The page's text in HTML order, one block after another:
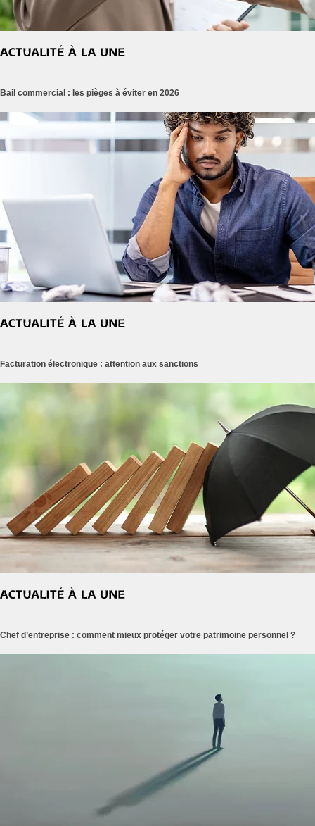
Bail commercial : les pièges à éviter en 2026
Facturation électronique : attention aux sanctions
Chef d’entreprise : comment mieux protéger votre patrimoine personnel ?